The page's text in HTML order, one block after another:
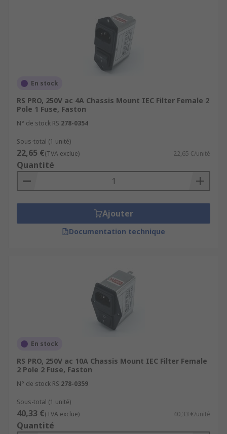
En stock
RS PRO, 250V ac 4A Chassis Mount IEC Filter Female 2
Pole 1 Fuse, Faston
N° de stock RS 278-0354
Sous-total (1 unité)
22,65 €(TVA exclue) 22,65 €/unité
Quantité
Ajouter
Documentation technique
En stock
RS PRO, 250V ac 10A Chassis Mount IEC Filter Female
2 Pole 2 Fuse, Faston
N° de stock RS 278-0359
Sous-total (1 unité)
40,33 €(TVA exclue) 40,33 €/unité
Quantité